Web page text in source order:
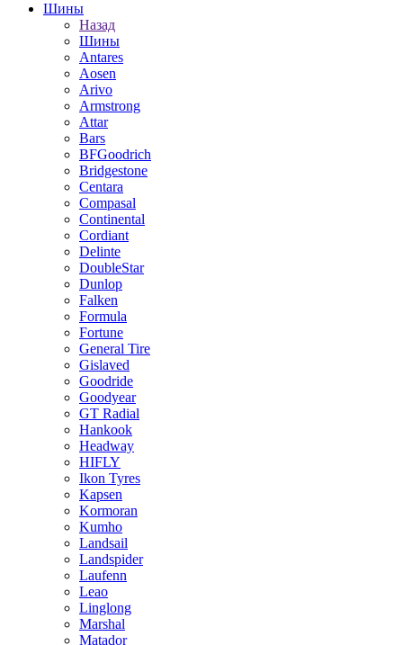
Шины
Назад
Шины
Antares
Aosen
Arivo
Armstrong
Attar
Bars
BFGoodrich
Bridgestone
Centara
Compasal
Continental
Cordiant
Delinte
DoubleStar
Dunlop
Falken
Formula
Fortune
General Tire
Gislaved
Goodride
Goodyear
GT Radial
Hankook
Headway
HIFLY
Ikon Tyres
Kapsen
Kormoran
Kumho
Landsail
Landspider
Laufenn
Leao
Linglong
Marshal
Matador